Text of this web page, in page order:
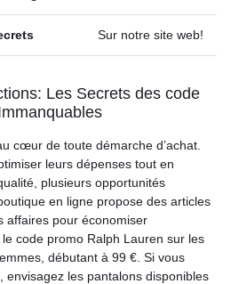
Sur notre site web!
Les Secrets des code
cœur de toute démarche d’achat.
leurs dépenses tout en
plusieurs opportunités
en ligne propose des articles
affaires pour économiser
code promo Ralph Lauren sur les
débutant à 99 €. Si vous
envisagez les pantalons disponibles